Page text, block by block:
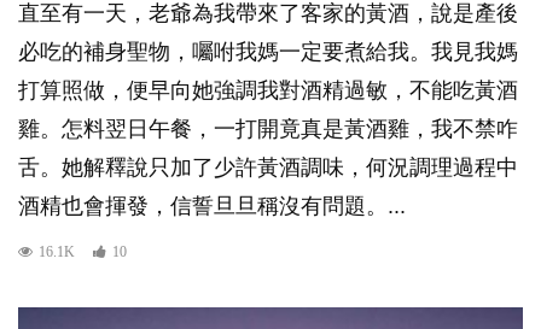
直至有一天，老爺為我帶來了客家的黃酒，說是產後
必吃的補身聖物，囑咐我媽一定要煮給我。我見我媽
打算照做，便早向她強調我對酒精過敏，不能吃黃酒
雞。怎料翌日午餐，一打開竟真是黃酒雞，我不禁咋
舌。她解釋說只加了少許黃酒調味，何況調理過程中
酒精也會揮發，信誓旦旦稱沒有問題。...
16.1K 10